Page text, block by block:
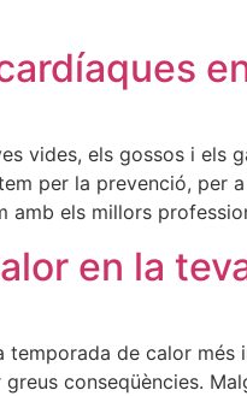
vides, els gossos i els
per la prevenció, per
amb els millors
en la
temporada de calor
conseqüències.